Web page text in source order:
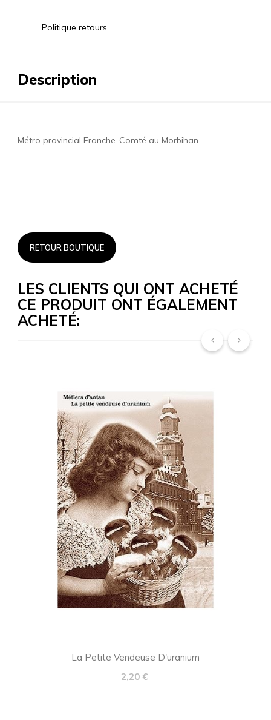
Politique retours
Description
Métro provincial Franche-Comté au Morbihan
RETOUR BOUTIQUE
LES CLIENTS QUI ONT ACHETÉ
CE PRODUIT ONT ÉGALEMENT
ACHETÉ:
La Petite Vendeuse D'uranium
Prix
2,20 €